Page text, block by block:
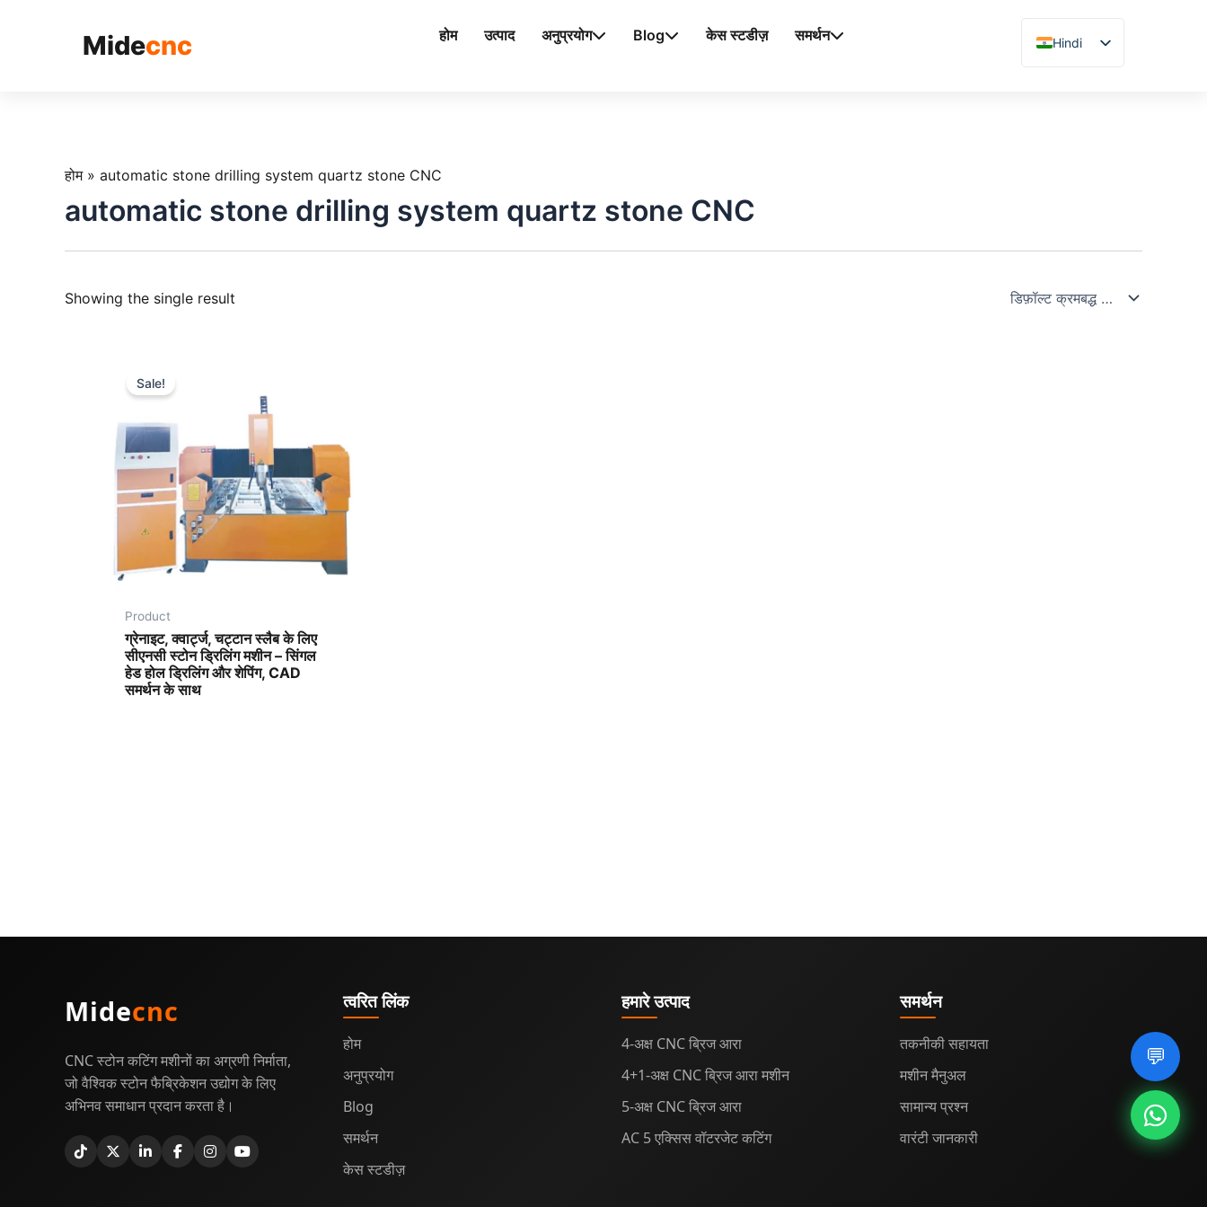
Midecnc होम उत्पाद अनुप्रयोग Blog केस स्टडीज़ समर्थन
Hindi
English
Arabic
Russian
💬
होम» automatic stone drilling system quartz stone CNC
automatic stone drilling system quartz stone CNC
Showing the single result
Sale!
Product
ग्रेनाइट, क्वार्ट्ज, चट्टान स्लैब के लिए
सीएनसी स्टोन ड्रिलिंग मशीन – सिंगल
हेड होल ड्रिलिंग और शेपिंग, CAD
समर्थन के साथ
Midecnc
CNC स्टोन कटिंग मशीनों का अग्रणी निर्माता,
जो वैश्विक स्टोन फैब्रिकेशन उद्योग के लिए
अभिनव समाधान प्रदान करता है।
त्वरित लिंक
होम
अनुप्रयोग
Blog
समर्थन
केस स्टडीज़
हमारे उत्पाद
4-अक्ष CNC ब्रिज आरा
4+1-अक्ष CNC ब्रिज आरा मशीन
5-अक्ष CNC ब्रिज आरा
AC 5 एक्सिस वॉटरजेट कटिंग
समर्थन
तकनीकी सहायता
मशीन मैनुअल
सामान्य प्रश्न
वारंटी जानकारी